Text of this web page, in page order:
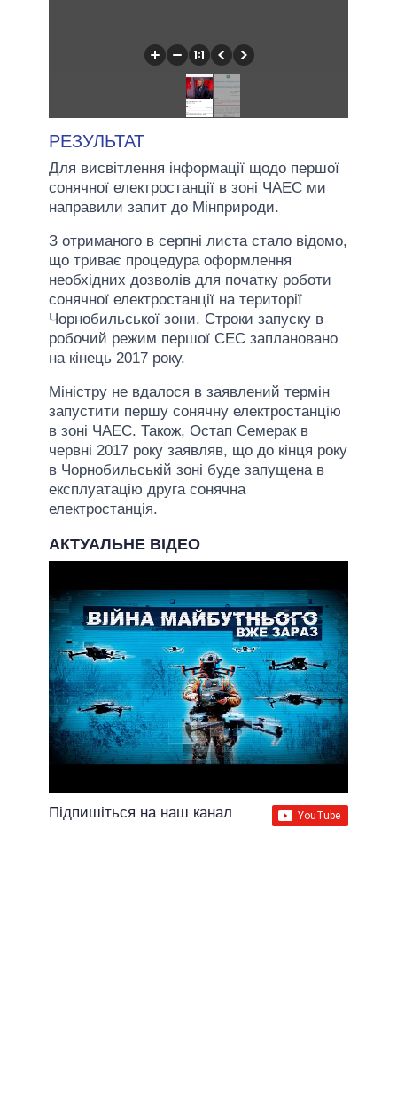
РЕЗУЛЬТАТ
Для висвітлення інформації щодо першої
сонячної електростанції в зоні ЧАЕС ми
направили запит до Мінприроди.
З отриманого в серпні листа стало відомо,
що триває процедура оформлення
необхідних дозволів для початку роботи
сонячної електростанції на території
Чорнобильської зони. Строки запуску в
робочий режим першої СЕС заплановано
на кінець 2017 року.
Міністру не вдалося в заявлений термін
запустити першу сонячну електростанцію
в зоні ЧАЕС. Також, Остап Семерак в
червні 2017 року заявляв, що до кінця року
в Чорнобильській зоні буде запущена в
експлуатацію друга сонячна
електростанція.
АКТУАЛЬНЕ ВІДЕО
Підпишіться на наш канал